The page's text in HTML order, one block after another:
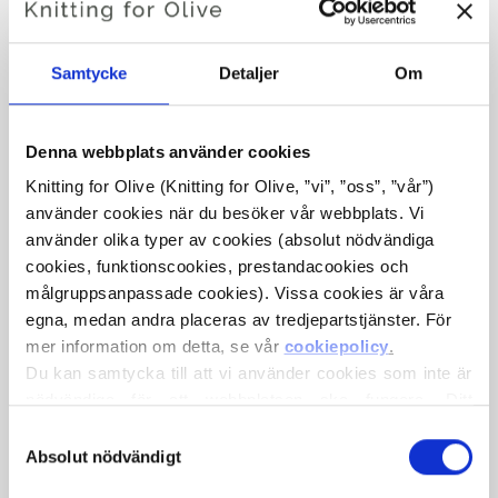
Samtycke Detaljer Om
Denna webbplats använder cookies
Knitting for Olive (Knitting for Olive, ”vi”, ”oss”, ”vår”)
använder cookies när du besöker vår webbplats. Vi
använder olika typer av cookies (absolut nödvändiga
cookies, funktionscookies, prestandacookies och
målgruppsanpassade cookies). Vissa cookies är våra
egna, medan andra placeras av tredjepartstjänster. För
mer information om detta, se vår cookiepolicy.
Du kan samtycka till att vi använder cookies som inte är
egenskap av personuppgiftsansvarig, får behandla dina
avAbsolut nödvändigt
TILLY DRESS
€6,60
SPRÅKET VÄLJ SPRÅK
Köp av garn?
JAG SKULLE VILJA KÖPA GARN TILL MÖNSTRET